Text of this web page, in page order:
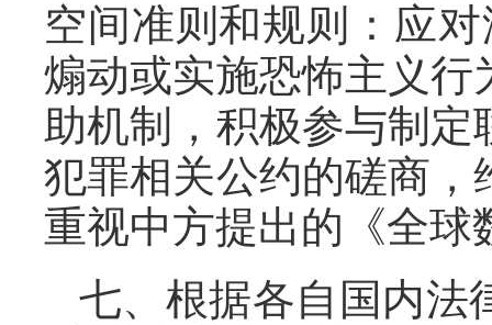
空间准则和规则：应
煽动或实施恐怖主义
助机制，积极参与制
犯罪相关公约的磋商
重视中方提出的《全球
七、根据各自国内法